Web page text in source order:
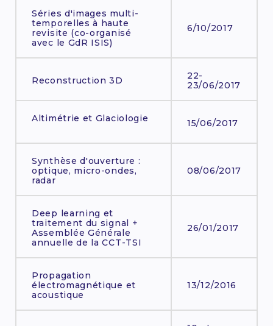
Séries d'images multi-
temporelles à haute
revisite (co-organisé
avec le GdR ISIS)
6/10/2017
Reconstruction 3D
22-
23/06/2017
Altimétrie et Glaciologie 15/06/2017
Synthèse d'ouverture :
optique, micro-ondes,
radar
08/06/2017
Deep learning et
traitement du signal +
Assemblée Générale
annuelle de la CCT-TSI
26/01/2017
Propagation
électromagnétique et
acoustique
13/12/2016